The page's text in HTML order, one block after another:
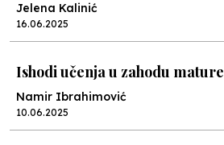
Jelena Kalinić
16.06.2025
Ishodi učenja u zahodu mature
Namir Ibrahimović
10.06.2025